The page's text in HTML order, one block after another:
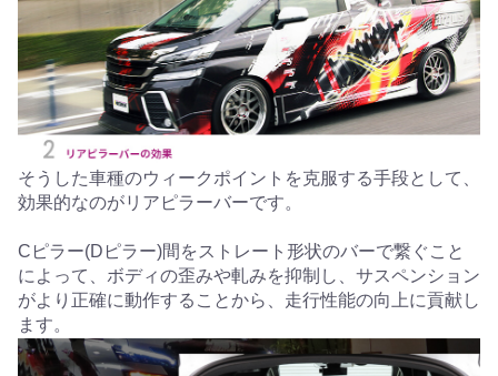
そうした車種のウィークポイントを克服する手段として、
効果的なのがリアピラーバーです。
Cピラー(Dピラー)間をストレート形状のバーで繋ぐこと
によって、ボディの歪みや軋みを抑制し、サスペンション
がより正確に動作することから、走行性能の向上に貢献し
ます。